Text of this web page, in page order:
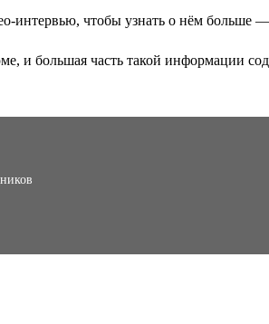
чтобы узнать о нём больше
и большая часть такой информации